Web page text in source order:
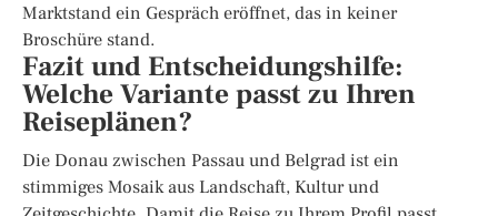
Marktstand ein Gespräch eröffnet, das in keiner
Broschüre stand.
Fazit und Entscheidungshilfe:
Welche Variante passt zu Ihren
Reiseplänen?
Die Donau zwischen Passau und Belgrad ist ein
stimmiges Mosaik aus Landschaft, Kultur und